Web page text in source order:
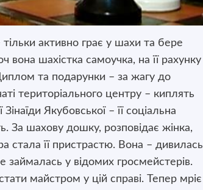
тільки активно грає у шахи та бере
вона шахістка самоучка, на її рахунку
та подарунки – за жагу до
територіального центру – киплять
Якубовської – її соціальна
За шахову дошку, розповідає жінка,
стала її пристрастю. Вона – дивилась
займалась у відомих гросмейстерів.
майстром у цій справі. Тепер мріє